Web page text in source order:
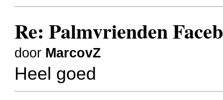
Re: Palmvrienden
door MarcovZ
Heel goed